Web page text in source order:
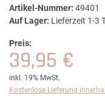
Artikel-Nummer: 49401
Auf Lager: Lieferzeit 1-3
Preis:
39,95 €
inkl. 19% MwSt.
Kostenlose Lieferung